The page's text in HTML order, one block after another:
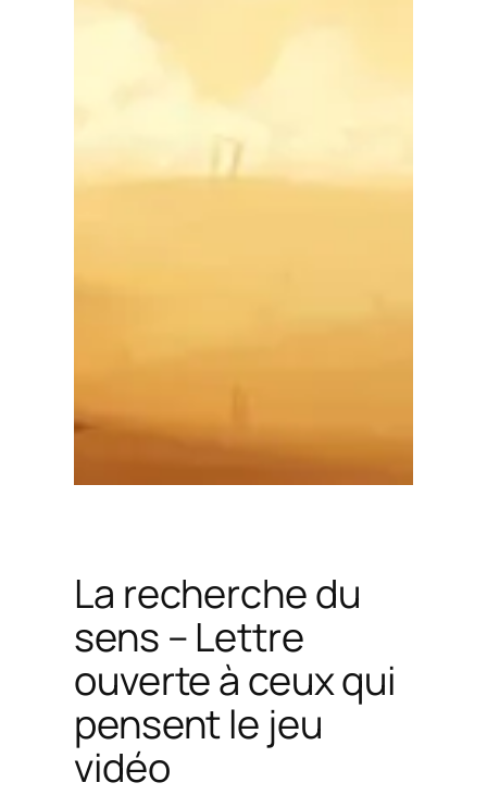
La recherche du
sens – Lettre
ouverte à ceux qui
pensent le jeu
vidéo